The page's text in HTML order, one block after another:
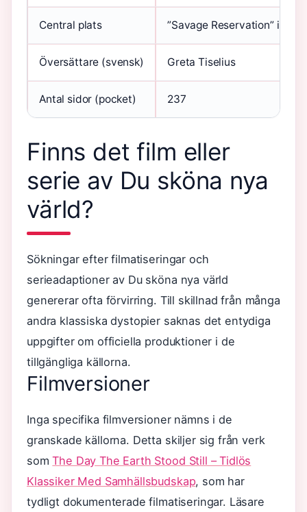
Central plats ”Savage Reservation” i
Översättare (svensk) Greta Tiselius
Antal sidor (pocket) 237
Finns det film eller
serie av Du sköna nya
värld?
Sökningar efter filmatiseringar och
serieadaptioner av Du sköna nya värld
genererar ofta förvirring. Till skillnad från många
andra klassiska dystopier saknas det entydiga
uppgifter om officiella produktioner i de
tillgängliga källorna.
Filmversioner
Inga specifika filmversioner nämns i de
granskade källorna. Detta skiljer sig från verk
somThe Day The Earth Stood Still – Tidlös
Klassiker Med Samhällsbudskap, som har
tydligt dokumenterade filmatiseringar. Läsare